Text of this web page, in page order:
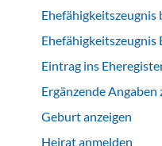
Ehefähigkeitszeugnis
Ehefähigkeitszeugnis
Eintrag ins
Ergänzende
Geburt anzeigen
Heirat anmelden